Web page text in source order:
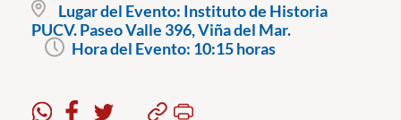
Admisión
Pregrado
Lugar del Evento: Instituto de Historia
PUCV. Paseo Valle 396, Viña del Mar.
Hora del Evento: 10:15 horas